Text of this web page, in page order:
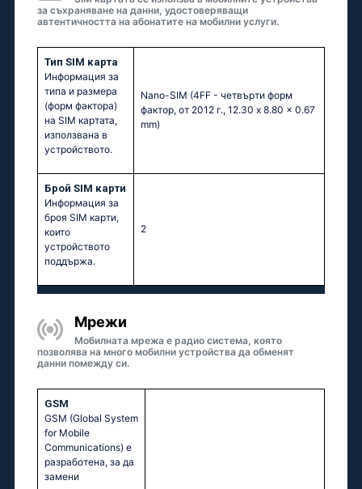
за съхраняване на данни, удостоверяващи
автентичността на абонатите на мобилни услуги.
Тип SIM карта
Информация за
типа и размера
(форм фактора)
на SIM картата,
използвана в
устройството.
Nano-SIM (4FF - четвърти форм
фактор, от 2012 г., 12.30 x 8.80 x 0.67
mm)
Брой SIM карти
Информация за
броя SIM карти,
които
устройството
поддържа.
2
Мрежи
Мобилната мрежа е радио система, която
позволява на много мобилни устройства да обменят
данни помежду си.
GSM
GSM (Global System
for Mobile
Communications) е
разработена, за да
замени